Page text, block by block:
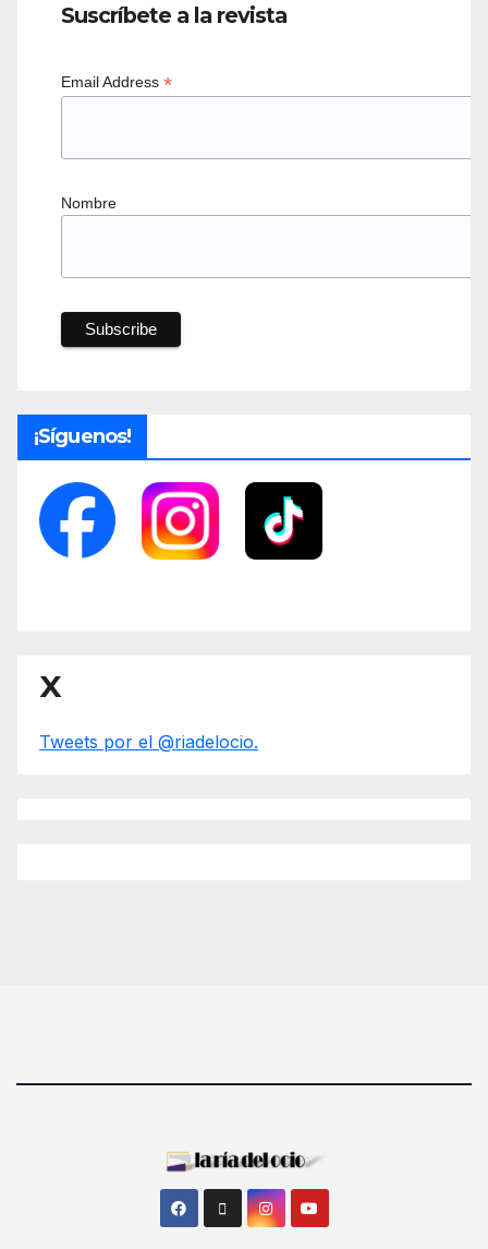
Suscríbete a la revista
Email Address *
Nombre
¡Síguenos!
X
Tweets por el @riadelocio.